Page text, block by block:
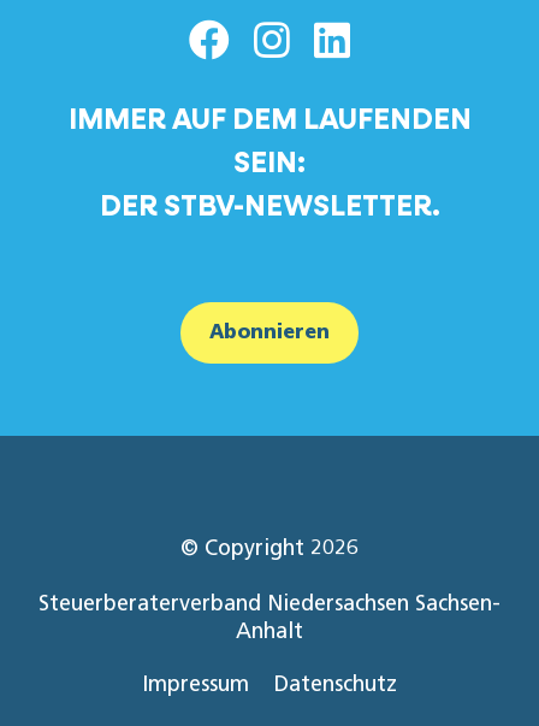
IMMER AUF DEM LAUFENDEN
SEIN:
DER STBV-NEWSLETTER.
Abonnieren
© Copyright 2026
Steuerberaterverband Niedersachsen Sachsen-
Anhalt
Impressum Datenschutz